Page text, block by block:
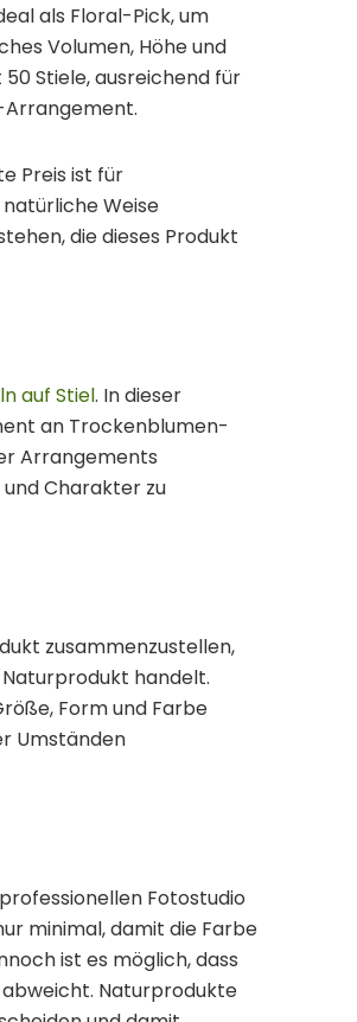
als Floral-Pick, um
Volumen, Höhe und
Stiele, ausreichend für
Preis ist für
Weise
die dieses Produkt
auf Stiel. In dieser
an Trockenblumen-
Arrangements
Charakter zu
zusammenzustellen,
handelt.
Form und Farbe
Umständen
Fotostudio
minimal, damit die Farbe
ist es möglich, dass
Naturprodukte